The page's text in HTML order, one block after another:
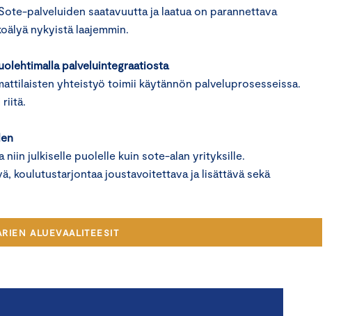
palveluiden saatavuutta ja laatua on parannettava
nykyistä laajemmin.
palveluintegraatiosta
yhteistyö toimii käytännön palveluprosesseissa.
riitä.
niin julkiselle puolelle kuin sote-alan yrityksille.
koulutustarjontaa joustavoitettava ja lisättävä sekä
ALUEVAALITEESIT